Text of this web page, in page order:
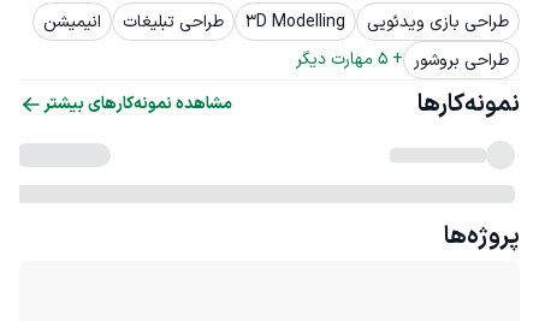
طراحی بازی ویدئویی
3D Modelling طراحی تبلیغات
انیمیشن
طراحی بروشور +
5 مهارت دیگر
نمونه‌کارها مشاهده نمونه‌کارهای بیشتر
پروژه‌ها